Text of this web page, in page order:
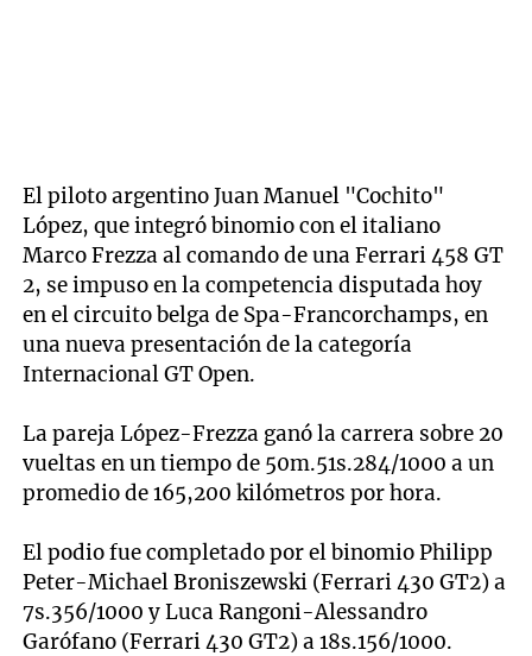
El piloto argentino Juan Manuel "Cochito"
López, que integró binomio con el italiano
Marco Frezza al comando de una Ferrari 458 GT
2, se impuso en la competencia disputada hoy
en el circuito belga de Spa-Francorchamps, en
una nueva presentación de la categoría
Internacional GT Open.
La pareja López-Frezza ganó la carrera sobre 20
vueltas en un tiempo de 50m.51s.284/1000 a un
promedio de 165,200 kilómetros por hora.
El podio fue completado por el binomio Philipp
Peter-Michael Broniszewski (Ferrari 430 GT2) a
7s.356/1000 y Luca Rangoni-Alessandro
Garófano (Ferrari 430 GT2) a 18s.156/1000.